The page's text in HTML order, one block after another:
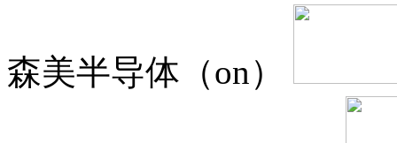
森美半导体（on）